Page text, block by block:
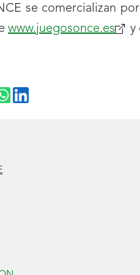
se comercializan
www.juegosonce.es(se y